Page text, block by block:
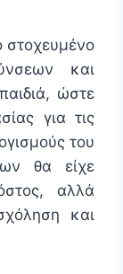
στοχευμένο
και
ώστε
για τις
του
θα είχε
αλλά
και